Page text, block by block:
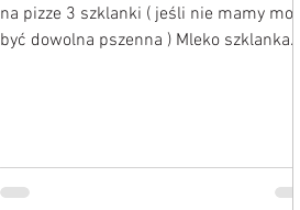
na pizze 3 szklanki ( jeśli nie mamy może
być dowolna pszenna ) Mleko szklanka